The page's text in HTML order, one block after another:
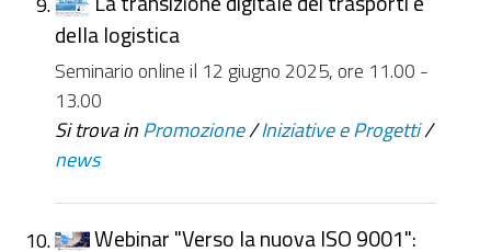
della logistica
Seminario online il 12 giugno 2025, ore 11.00 -
13.00
Si trova in Promozione /Iniziative e Progetti /
news
Webinar "Verso la nuova ISO 9001":